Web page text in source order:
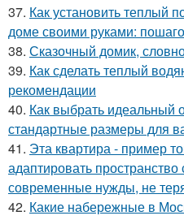
37. Как установить теплый
доме своими руками:
38. Сказочный домик,
39. Как сделать теплый
рекомендации
40. Как выбрать идеальный
стандартные размеры для
41. Эта квартира - пример
адаптировать пространство
современные нужды, не
42. Какие набережные в